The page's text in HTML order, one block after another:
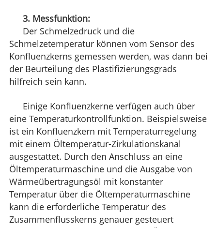
3. Messfunktion:
Der Schmelzedruck und die
Schmelzetemperatur können vom Sensor des
Konfluenzkerns gemessen werden, was dann bei
der Beurteilung des Plastifizierungsgrads
hilfreich sein kann.
Einige Konfluenzkerne verfügen auch über
eine Temperaturkontrollfunktion. Beispielsweise
ist ein Konfluenzkern mit Temperaturregelung
mit einem Öltemperatur-Zirkulationskanal
ausgestattet. Durch den Anschluss an eine
Öltemperaturmaschine und die Ausgabe von
Wärmeübertragungsöl mit konstanter
Temperatur über die Öltemperaturmaschine
kann die erforderliche Temperatur des
Zusammenflusskerns genauer gesteuert